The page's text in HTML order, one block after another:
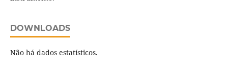
DOWNLOADS
Não há dados estatísticos.